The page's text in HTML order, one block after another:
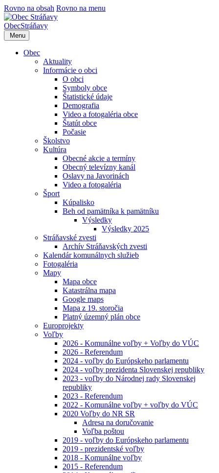
Rovno na obsah Rovno na menu
ObecStráňavy
Menu
Obec
Aktuality
Informácie o obci
O obci
Symboly obce
Štatistické údaje
Demografia
Video a fotogaléria obce
Štatút obce
Počasie
Školstvo
Kultúra
Obecné akcie a termíny
Obecný televízny kanál
Oslavy na Javorinách
Video a fotogaléria
Šport
Kúpalisko
Beh od pamätníka k pamätníku
Výsledky
Výsledky 2025
Stráňavské zvesti
Archív Stráňavských zvesti
Kalendár komunálnych služieb
Fotogaléria
Mapy
Mapa obce
Katastrálna mapa
Google maps
Mapa z 19. storočia
Platný územný plán obce
Europrojekty
Voľby
2026 - Komunálne voľby + Voľby do VÚC
2026 - Referendum
2024 - voľby do Európskeho parlamentu
2024 - voľby prezidenta Slovenskej republiky
2023 - voľby do Národnej rady Slovenskej
republiky
2023 - Referendum
2022 - Komunálne voľby + voľby do VÚC
2020 Voľby do NR SR
Adresa na doručovanie
Voľba poštou
2019 - voľby do Európskeho parlamentu
2019 - prezidentské voľby
2018 - Komunálne voľby
2015 - Referendum